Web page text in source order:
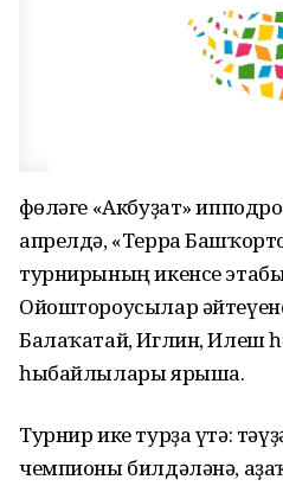
Өфөләге «Акбуҙат»
апрелдә, «Терра
турнирының икенсе
Ойоштороусылар
Балаҡатай, Иглин, Илеш
һыбайлылары ярыша.
Турнир ике турҙа үтә:
чемпионы билдәләнә,